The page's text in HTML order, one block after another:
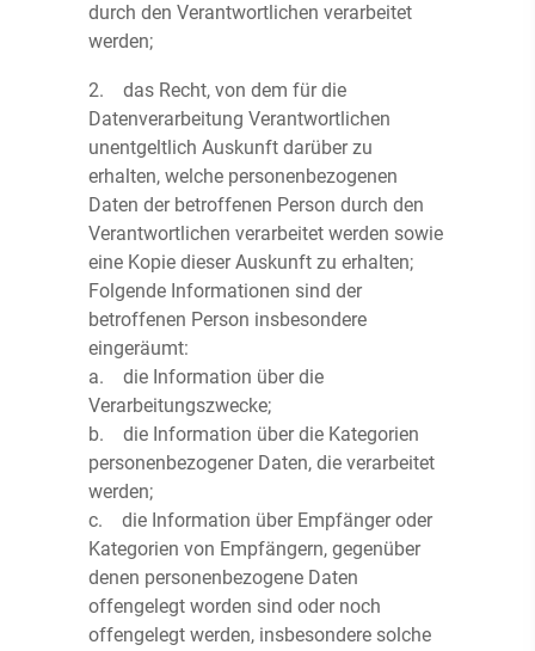
durch den Verantwortlichen verarbeitet
werden;
2. das Recht, von dem für die
Datenverarbeitung Verantwortlichen
unentgeltlich Auskunft darüber zu
erhalten, welche personenbezogenen
Daten der betroffenen Person durch den
Verantwortlichen verarbeitet werden sowie
eine Kopie dieser Auskunft zu erhalten;
Folgende Informationen sind der
betroffenen Person insbesondere
eingeräumt:
a. die Information über die
Verarbeitungszwecke;
b. die Information über die Kategorien
personenbezogener Daten, die verarbeitet
werden;
c. die Information über Empfänger oder
Kategorien von Empfängern, gegenüber
denen personenbezogene Daten
offengelegt worden sind oder noch
offengelegt werden, insbesondere solche